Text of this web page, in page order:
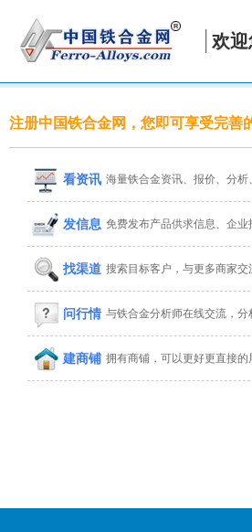
欢
注册中国铁合金网，您即可享受完善
看资讯 海量铁合金资讯、报价、分析
发信息 免费发布产品供求信息、企业
找渠道 搜索目标客户，与更多商家交
问行情 与铁合金分析师在线交流，
建商铺 拥有商铺，可以更好更直接的